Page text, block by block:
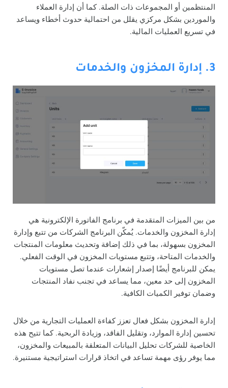
المنتظمين أو المجموعات ذات الصلة. كما أن إدارة العملاء
والموردين بشكل مركزي يقلل من احتمالية حدوث أخطاء ويساعد
في تسريع العمليات المالية.
3. إدارة المخزون والخدمات
من بين الميزات المتقدمة في برنامج الفاتورة الإلكترونية هي
إدارة المخزون والخدمات. يُمكّن البرنامج الشركات من تتبع وإدارة
المخزون بسهولة، بما في ذلك إضافة وتحديث معلومات المنتجات
والخدمات المتاحة، وتتبع مستويات المخزون في الوقت الفعلي.
يمكن للبرنامج أيضًا إصدار إشعارات عندما تصل مستويات
المخزون إلى حد معين، مما يساعد في تجنب نفاد المنتجات
وضمان توفير الكميات الكافية.
إدارة المخزون بشكل فعال تعزز كفاءة العمليات التجارية من خلال
تحسين إدارة الموارد، وتقليل الفاقد، وزيادة الربحية. كما تتيح هذه
الخاصية للشركات تحليل البيانات المتعلقة بالمبيعات والمخزون،
مما يوفر رؤى مهمة تساعد في اتخاذ قرارات استراتيجية مستنيرة.